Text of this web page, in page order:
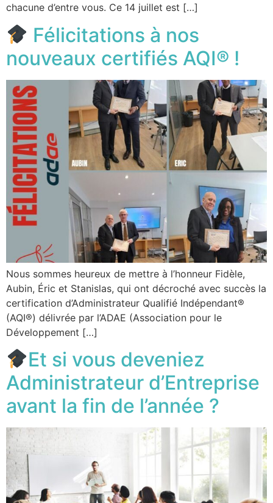
chacune d’entre vous. Ce 14 juillet est […]
Félicitations à nos
nouveaux certifiés AQI® !
Nous sommes heureux de mettre à l’honneur Fidèle,
Aubin, Éric et Stanislas, qui ont décroché avec succès la
certification d’Administrateur Qualifié Indépendant®
(AQI®) délivrée par l’ADAE (Association pour le
Développement […]
Et si vous deveniez
Administrateur d’Entreprise
avant la fin de l’année ?